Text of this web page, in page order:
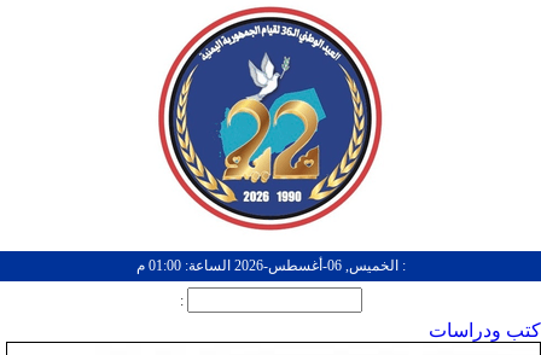
: الخميس, 06-أغسطس-2026 الساعة: 01:00 م
:
كتب ودراسات